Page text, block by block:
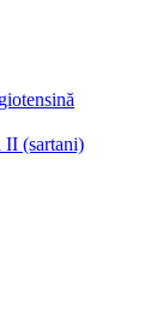
II (sartani)